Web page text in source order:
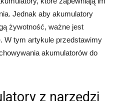
Jednak aby akumulatory
żywotność, ważne jest
W tym artykule przedstawimy
akumulatorów do
z narzędzi